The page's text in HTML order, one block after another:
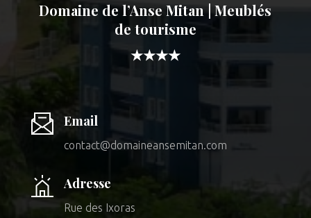
Domaine de l’Anse Mitan | Meublés
de tourisme
★★★★
Email
contact@domaineansemitan.com
Adresse
Rue des Ixoras